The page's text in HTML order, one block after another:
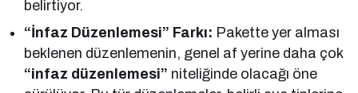
belirtiyor.
“İnfaz Düzenlemesi” Farkı: Pakette yer alması
beklenen düzenlemenin, genel af yerine daha çok
“infaz düzenlemesi” niteliğinde olacağı öne